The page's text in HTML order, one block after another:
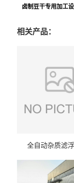
卤制豆干专用加工
相关产品：
全自动杂质滤